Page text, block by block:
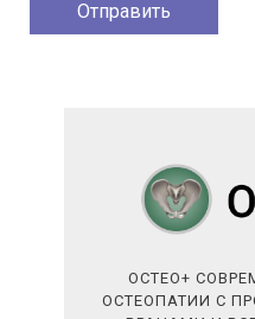
ОСТЕО+
ОСТЕОПАТИИ С